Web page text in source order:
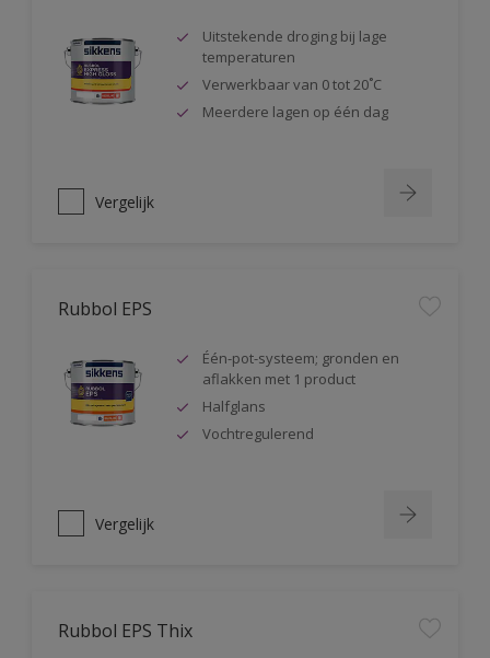
Uitstekende droging bij lage
temperaturen
Verwerkbaar van 0 tot 20˚C
Meerdere lagen op één dag
Vergelijk
Rubbol EPS
Één-pot-systeem; gronden en
aflakken met 1 product
Halfglans
Vochtregulerend
Vergelijk
Rubbol EPS Thix